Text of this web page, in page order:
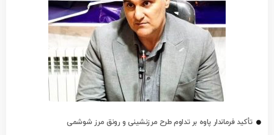
تأکید فرماندار پاوه بر تداوم طرح مرزنشینی و رونق مرز شوشمی